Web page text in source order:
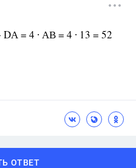
= 4 ∙ АВ = 4 ∙ 13 = 52
ОТВЕТ